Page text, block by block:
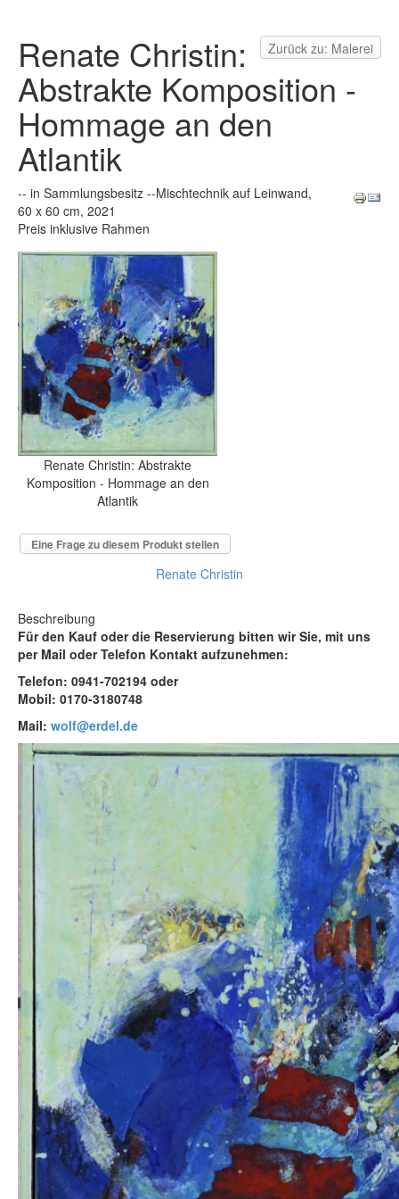
Zurück zu: Malerei
Renate Christin:
Abstrakte Komposition -
Hommage an den
Atlantik
-- in Sammlungsbesitz --Mischtechnik auf Leinwand,
60 x 60 cm, 2021
Preis inklusive Rahmen
Renate Christin: Abstrakte
Komposition - Hommage an den
Atlantik
Eine Frage zu diesem Produkt stellen
Renate Christin
Beschreibung
Für den Kauf oder die Reservierung bitten wir Sie, mit uns
per Mail oder Telefon Kontakt aufzunehmen:
Telefon: 0941-702194 oder
Mobil: 0170-3180748
Mail: wolf@erdel.de